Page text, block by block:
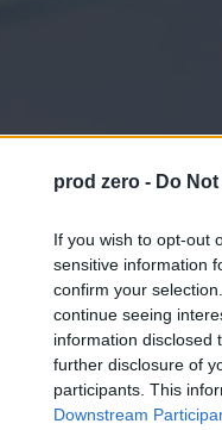
prod zero - Do
If you wish to opt-out
sensitive information
confirm your
continue seeing
information disclosed
further disclosure of
participants. This
Downstream